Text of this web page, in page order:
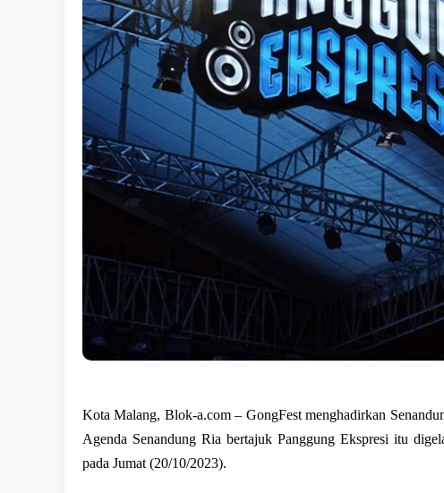
Kota Malang, Blok-a.com – GongFest menghadirkan
Agenda Senandung Ria bertajuk Panggung Ekspresi itu
pada Jumat (20/10/2023).